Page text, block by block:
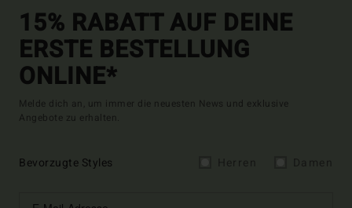
15% RABATT AUF DEINE
ERSTE BESTELLUNG
ONLINE*
Melde dich an, um immer die neuesten News und exklusive
Angebote zu erhalten.
Bevorzugte Styles